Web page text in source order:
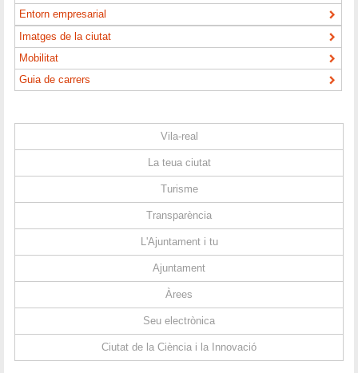
Entorn empresarial
Imatges de la ciutat
Mobilitat
Guia de carrers
Vila-real
La teua ciutat
Turisme
Transparència
L'Ajuntament i tu
Ajuntament
Àrees
Seu electrònica
Ciutat de la Ciència i la Innovació